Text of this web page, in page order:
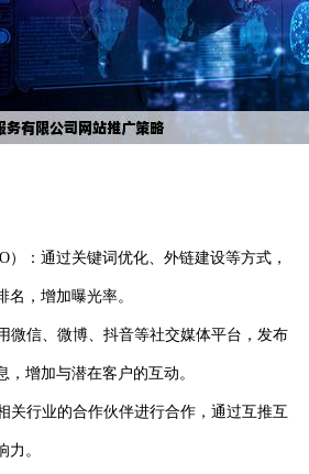
）：通过关键词优化、外链建设等方式，
，增加曝光率。
信、微博、抖音等社交媒体平台，发布
增加与潜在客户的互动。
行业的合作伙伴进行合作，通过互推互
。